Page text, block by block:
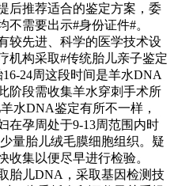
后推荐适合的鉴定方案，委
需要出示#身份证件#。
较先进、科学的医学技术设
机构采取#传统胎儿亲子鉴定
24周这段时间是羊水DNA
阶段需收集羊水穿刺手术所
水DNA鉴定有所不一样，
在孕周处于9-13周范围内时
量胎儿绒毛膜细胞组织。疑
收集以便尽早进行检验。
胎儿DNA，采取基因检测技